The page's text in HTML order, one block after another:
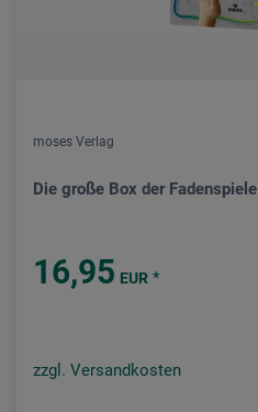
moses Verlag
Die große Box der Fadenspiele
16,95 EUR *
zzgl. Versandkosten